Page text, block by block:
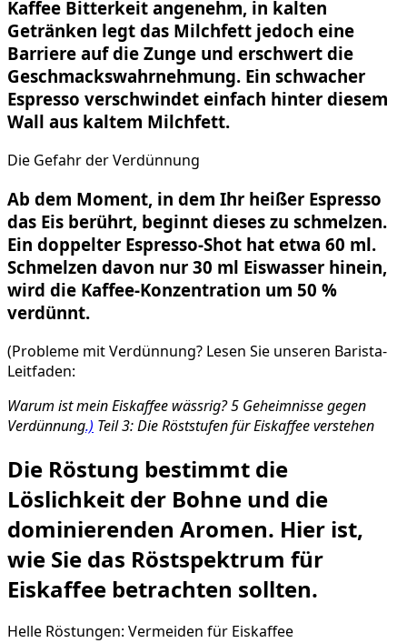
Kaffee Bitterkeit angenehm, in kalten
Getränken legt das Milchfett jedoch eine
Barriere auf die Zunge und erschwert die
Geschmackswahrnehmung. Ein schwacher
Espresso verschwindet einfach hinter diesem
Wall aus kaltem Milchfett.
Die Gefahr der Verdünnung
Ab dem Moment, in dem Ihr heißer Espresso
das Eis berührt, beginnt dieses zu schmelzen.
Ein doppelter Espresso-Shot hat etwa 60 ml.
Schmelzen davon nur 30 ml Eiswasser hinein,
wird die Kaffee-Konzentration um 50 %
verdünnt.
(Probleme mit Verdünnung? Lesen Sie unseren Barista-
Leitfaden:
Warum ist mein Eiskaffee wässrig? 5 Geheimnisse gegen
Verdünnung.) Teil 3: Die Röststufen für Eiskaffee verstehen
Die Röstung bestimmt die
Löslichkeit der Bohne und die
dominierenden Aromen. Hier ist,
wie Sie das Röstspektrum für
Eiskaffee betrachten sollten.
Helle Röstungen: Vermeiden für Eiskaffee